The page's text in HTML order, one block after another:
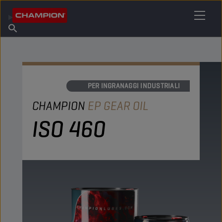
Informazioni su Champion
Trova un punto vendita
OLI PER INGRANAGGI INDUSTRIALI
CHAMPION EP GEAR OIL
ISO 460